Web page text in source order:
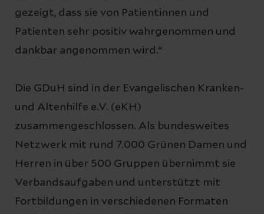
gezeigt, dass sie von Patientinnen und
Patienten sehr positiv wahrgenommen und
dankbar angenommen wird.“
Die GDuH sind in der Evangelischen Kranken-
und Altenhilfe e.V. (eKH)
zusammengeschlossen. Als bundesweites
Netzwerk mit rund 7.000 Grünen Damen und
Herren in über 500 Gruppen übernimmt sie
Verbandsaufgaben und unterstützt mit
Fortbildungen in verschiedenen Formaten